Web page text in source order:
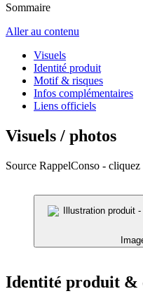
Sommaire
Aller au contenu
Visuels
Identité produit
Motif & risques
Infos complémentaires
Liens officiels
Visuels / photos
Source RappelConso -
Identité produit &